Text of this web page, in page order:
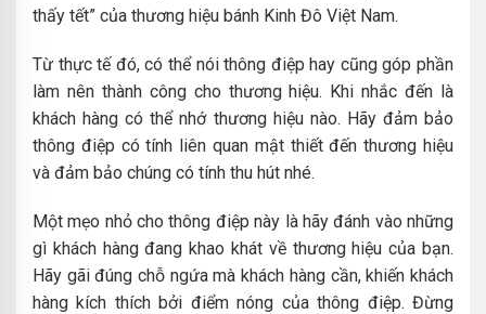
thấy tết” của thương hiệu bánh Kinh Đô Việt Nam.
Từ thực tế đó, có thể nói thông điệp hay cũng góp phần
làm nên thành công cho thương hiệu. Khi nhắc đến là
khách hàng có thể nhớ thương hiệu nào. Hãy đảm bảo
thông điệp có tính liên quan mật thiết đến thương hiệu
và đảm bảo chúng có tính thu hút nhé.
Một mẹo nhỏ cho thông điệp này là hãy đánh vào những
gì khách hàng đang khao khát về thương hiệu của bạn.
Hãy gãi đúng chỗ ngứa mà khách hàng cần, khiến khách
hàng kích thích bởi điểm nóng của thông điệp. Đừng